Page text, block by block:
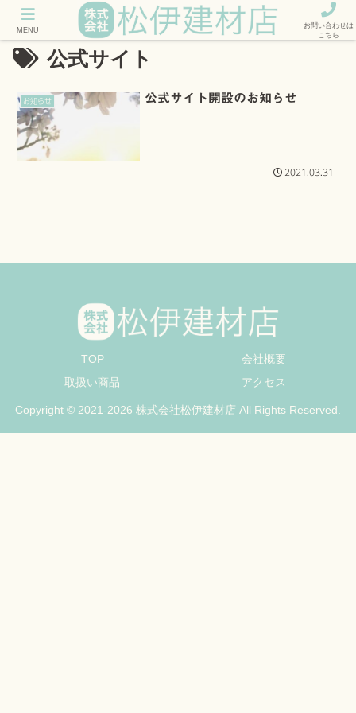
公式サイト
お知らせ 公式サイト開設のお知らせ
2021.03.31
TOP
会社概要
取扱い商品
アクセス
Copyright © 2021-2026 株式会社松伊建材店 All Rights Reserved.
MENU
お問い合わせは
こちら